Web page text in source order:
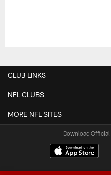
CLUB LINKS
NFL CLUBS
MORE NFL SITES
Download Official